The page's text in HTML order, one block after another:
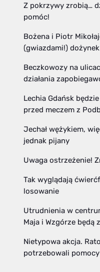
Z pokrzywy zrobią…
pomóc!
Bożena i Piotr
(gwiazdami!) dożynek
Beczkowozy na
działania
Lechia Gdańsk
przed meczem z
Jechał wężykiem,
jednak pijany
Uwaga ostrzeżenie!
Tak wyglądają
losowanie
Utrudnienia w
Maja i Wzgórze będą
Nietypowa akcja.
potrzebowali pomocy